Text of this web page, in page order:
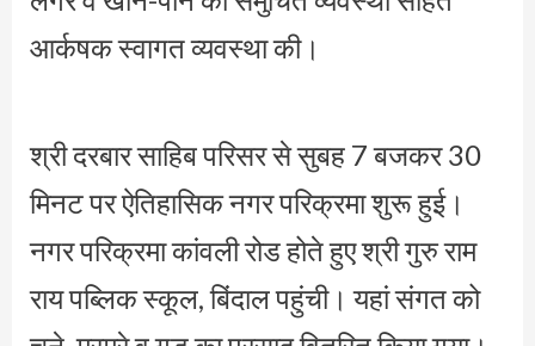
आर्कषक स्वागत व्यवस्था की।
श्री दरबार साहिब परिसर से सुबह 7 बजकर 30
मिनट पर ऐतिहासिक नगर परिक्रमा शुरू हुई।
नगर परिक्रमा कांवली रोड होते हुए श्री गुरु राम
राय पब्लिक स्कूल, बिंदाल पहुंची। यहां संगत को